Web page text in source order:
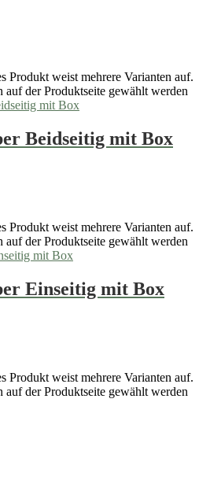
Produkt weist mehrere Varianten auf.
der Produktseite gewählt werden
Beidseitig mit Box
Produkt weist mehrere Varianten auf.
der Produktseite gewählt werden
Einseitig mit Box
Produkt weist mehrere Varianten auf.
der Produktseite gewählt werden